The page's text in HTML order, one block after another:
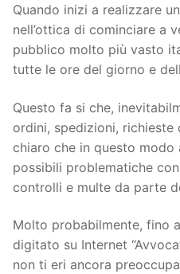
Quando inizi a realizzare
nell’ottica di cominciare a
pubblico molto più vasto
tutte le ore del giorno e
Questo fa si che,
ordini, spedizioni,
chiaro che in questo modo
possibili problematiche
controlli e multe da parte
Molto probabilmente, fino
digitato su Internet
non ti eri ancora